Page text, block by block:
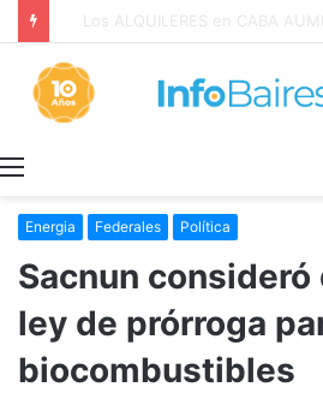
Energia Federales Política
Sacnun consideró
ley de prórroga
biocombustibles